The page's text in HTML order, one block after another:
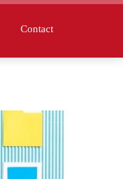
Contact